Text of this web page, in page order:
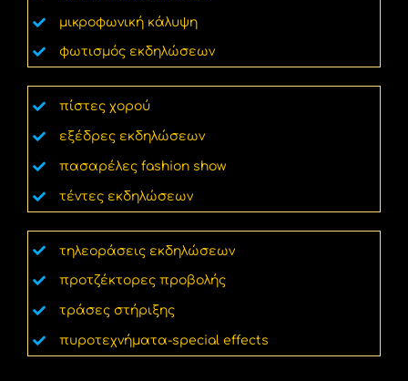
μικροφωνική κάλυψη
φωτισμός εκδηλώσεων
πίστες χορού
εξέδρες εκδηλώσεων
πασαρέλες fashion show
τέντες εκδηλώσεων
τηλεοράσεις εκδηλώσεων
προτζέκτορες προβολής
τράσες στήριξης
πυροτεχνήματα-special effects